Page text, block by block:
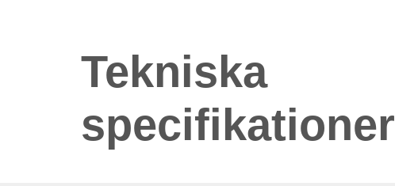
Tekniska
specifikationer